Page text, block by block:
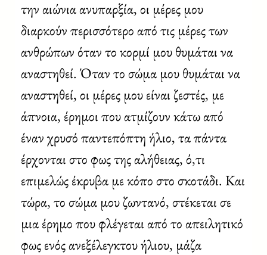
την αιώνια ανυπαρξία, οι μέρες μου
διαρκούν περισσότερο από τις μέρες των
ανθρώπων όταν το κορμί μου θυμάται να
αναστηθεί. Όταν το σώμα μου θυμάται να
αναστηθεί, οι μέρες μου είναι ζεστές, με
άπνοια, έρημοι που ατμίζουν κάτω από
έναν χρυσό παντεπόπτη ήλιο, τα πάντα
έρχονται στο φως της αλήθειας, ό,τι
επιμελώς έκρυβα με κόπο στο σκοτάδι. Και
τώρα, το σώμα μου ζωντανό, στέκεται σε
μια έρημο που φλέγεται από το απειλητικό
φως ενός ανεξέλεγκτου ήλιου, μάζα